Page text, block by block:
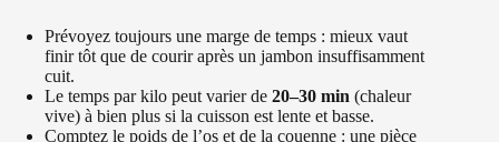
Prévoyez toujours une marge de temps : mieux vaut
finir tôt que de courir après un jambon insuffisamment
cuit.
Le temps par kilo peut varier de 20–30 min (chaleur
vive) à bien plus si la cuisson est lente et basse.
Comptez le poids de l’os et de la couenne : une pièce